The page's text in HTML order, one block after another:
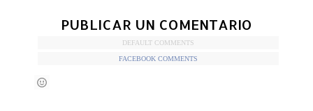
PUBLICAR UN COMENTARIO
DEFAULT COMMENTS
FACEBOOK COMMENTS